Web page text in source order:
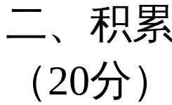
二、积
（20分）